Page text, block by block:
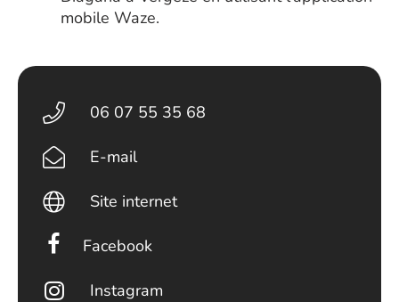
mobile Waze.
06 07 55 35 68
E-mail
Site internet
Facebook
Instagram